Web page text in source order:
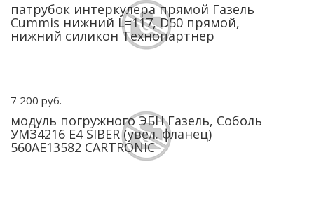
патрубок интеркулера прямой Газель
Cummis нижний L=117, D50 прямой,
нижний силикон Технопартнер
7 200 руб.
модуль погружного ЭБН Газель, Соболь
УМЗ4216 Е4 SIBER (увел. фланец)
560AE13582 CARTRONIC